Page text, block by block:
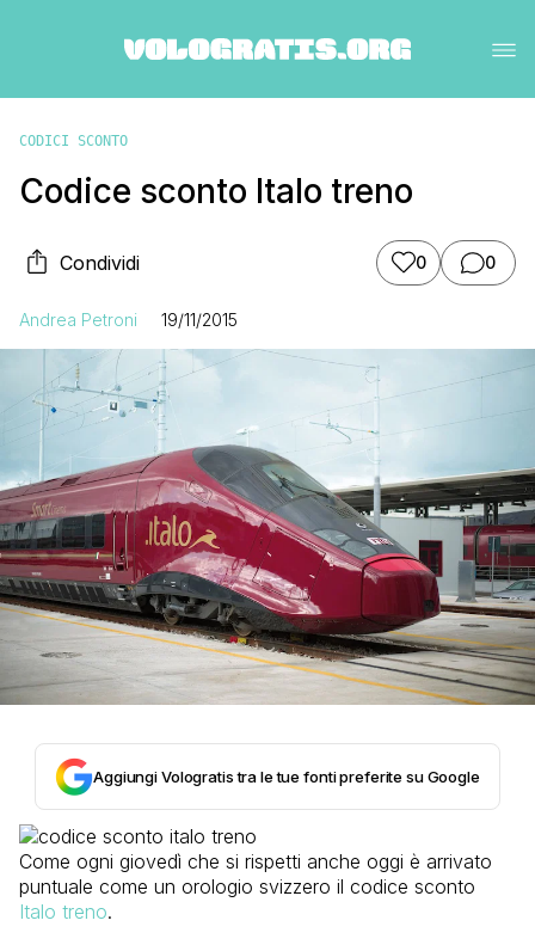
CODICI SCONTO
Codice sconto Italo treno
Condividi 0 0
Andrea Petroni 19/11/2015
Aggiungi Vologratis tra le tue fonti preferite su Google
Come ogni giovedì che si rispetti anche oggi è arrivato
puntuale come un orologio svizzero il codice sconto
Italo treno.